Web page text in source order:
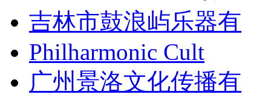
吉林市鼓浪屿乐器有
Philharmonic Cult
广州景洛文化传播有